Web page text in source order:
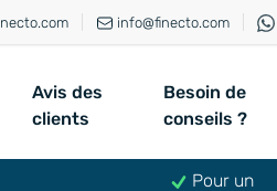
info@finecto.com
Avis des
clients
Besoin de
conseils ?
Pour un